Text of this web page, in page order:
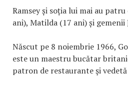
Ramsey și soția lui mai au
ani), Matilda (17 ani) și gemenii
Născut pe 8 noiembrie 1966,
este un maestru bucătar
patron de restaurante şi